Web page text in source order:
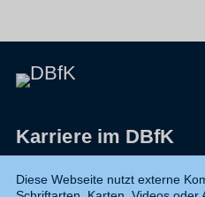
Karriere im DBfK
Diese Webseite nutzt externe